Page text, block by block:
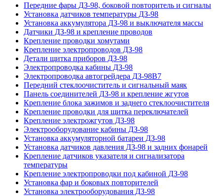
Передние фары ДЗ-98, боковой повторитель и сигналы
Установка датчиков температуры ДЗ-98
Установка аккумулятора ДЗ-98 и выключателя массы
Датчики ДЗ-98 и крепление проводов
Крепление проводки хомутами
Крепление электропроводов ДЗ-98
Детали щитка приборов ДЗ-98
Электропроводка кабины ДЗ-98
Электропроводка автогрейдера ДЗ-98В7
Передний стеклоочиститель и сигнальный маяк
Панель соединителей ДЗ-98 и крепление жгутов
Крепление блока зажимов и заднего стеклоочистителя
Крепление проводки для щитка переключателей
Крепление электрожгутов ДЗ-98
Электрооборудование кабины ДЗ-98
Установка аккумуляторной батареи ДЗ-98
Установка датчиков давления ДЗ-98 и задних фонарей
Крепление датчиков указателя и сигнализатора
температуры
Крепление электропроводки под кабиной ДЗ-98
Установка фар и боковых повторителей
Установка электрооборудования ДЗ-98